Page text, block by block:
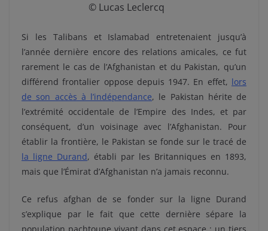
© Lucas Leclercq
Si les Talibans et Islamabad entretenaient jusqu’à
l’année dernière encore des relations amicales, ce fut
rarement le cas de l’Afghanistan et du Pakistan, qu’un
différend frontalier oppose depuis 1947. En effet, lors
de son accès à l’indépendance, le Pakistan hérite de
l’extrémité occidentale de l’Empire des Indes, et par
conséquent, d’un voisinage avec l’Afghanistan. Pour
établir la frontière, le Pakistan se fonde sur le tracé de
la ligne Durand, établi par les Britanniques en 1893,
mais que l’Émirat d’Afghanistan n’a jamais reconnu.
Ce refus afghan de se fonder sur la ligne Durand
s’explique par le fait que cette dernière sépare la